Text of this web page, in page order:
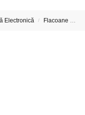
Electronică / Flacoane de Lichid pentru Țigări Electronice